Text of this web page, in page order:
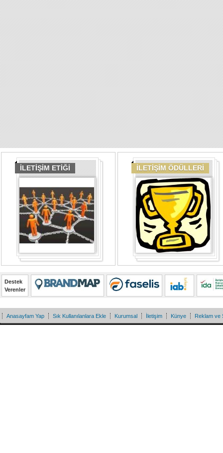
İLETİŞİM ETİĞİ İLETİŞİM ÖDÜLLERİ
Destek
Verenler
Anasayfam Yap Sık Kullanılanlara Ekle Kurumsal İletişim Künye Reklam ve